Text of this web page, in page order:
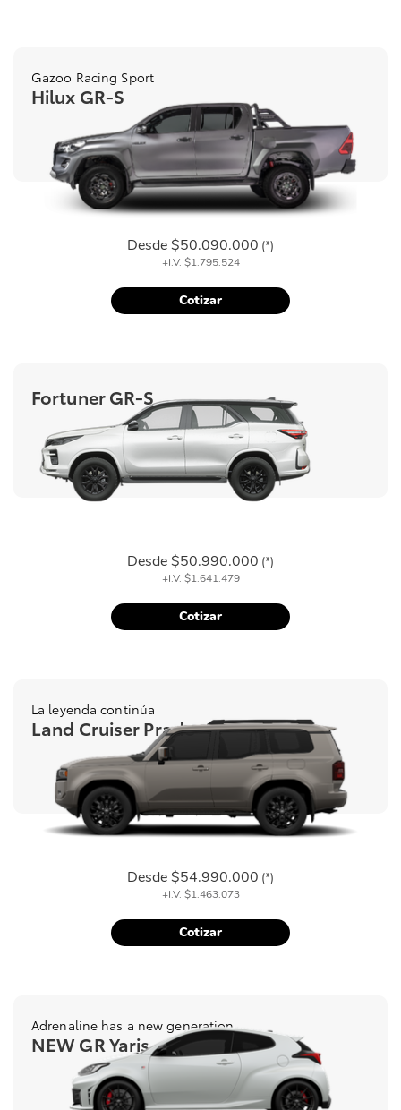
Gazoo Racing Sport
Hilux GR-S
Desde$50.090.000 (*)
+I.V. $1.795.524
Cotizar
Fortuner GR-S
Desde$50.990.000 (*)
+I.V. $1.641.479
Cotizar
La leyenda continúa
Land Cruiser Prado
Desde$54.990.000 (*)
+I.V. $1.463.073
Cotizar
Adrenaline has a new generation
NEW GR Yaris